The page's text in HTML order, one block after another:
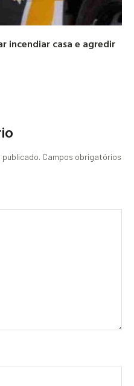
incendiar casa e agredir
publicado. Campos obrigatórios